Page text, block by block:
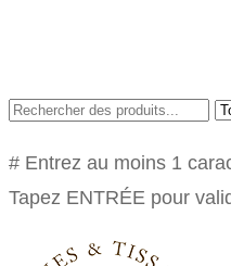
# Entrez au moins 1
Tapez ENTRÉE pour